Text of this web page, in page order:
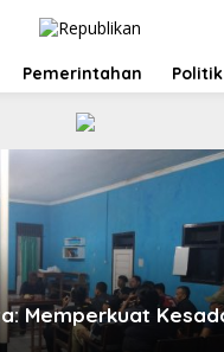
Pemerintahan Politik
Memperkuat